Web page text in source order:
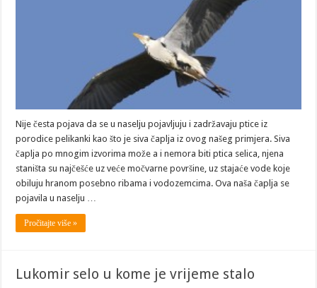
Nije česta pojava da se u naselju pojavljuju i zadržavaju ptice iz
porodice pelikanki kao što je siva čaplja iz ovog našeg primjera. Siva
čaplja po mnogim izvorima može a i nemora biti ptica selica, njena
staništa su najčešće uz veće močvarne površine, uz stajaće vode koje
obiluju hranom posebno ribama i vodozemcima. Ova naša čaplja se
pojavila u naselju …
Pročitajte više »
Lukomir selo u kome je vrijeme stalo